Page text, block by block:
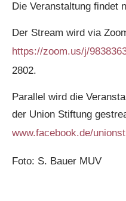
Die Veranstaltung findet
Der Stream wird via
https://zoom.us/j/
2802.
Parallel wird die
der Union Stiftung
www.facebook.de/
Foto: S. Bauer MUV